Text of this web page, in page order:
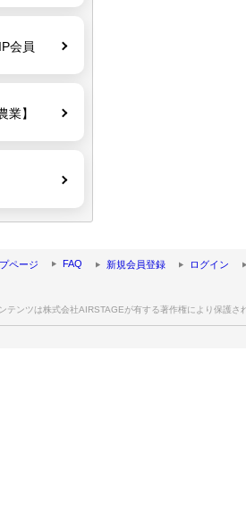
会員
業】
ページ FAQ 新規会員登録 ログイン
テンツは株式会社AIRSTAGEが有する著作権により保護